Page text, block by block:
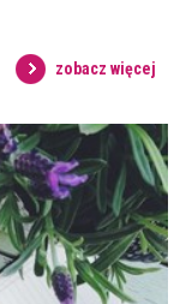
zobacz więcej